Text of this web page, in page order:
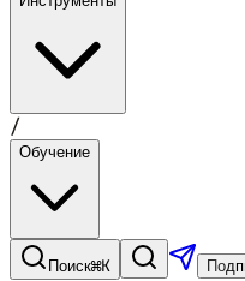
/
Обучение
Поиск⌘K